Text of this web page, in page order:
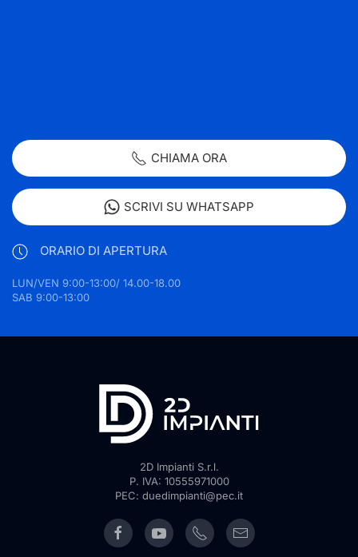
CHIAMA ORA
SCRIVI SU WHATSAPP
ORARIO DI APERTURA
LUN/VEN 9:00-13:00/ 14.00-18.00
SAB 9:00-13:00
2D Impianti S.r.l.
P. IVA: 10555971000
PEC: duedimpianti@pec.it